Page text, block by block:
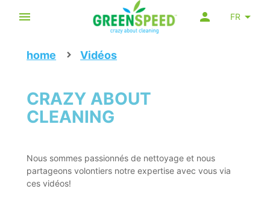
FR
home Vidéos
CRAZY ABOUT
CLEANING
Nous sommes passionnés de nettoyage et nous
partageons volontiers notre expertise avec vous via
ces vidéos!